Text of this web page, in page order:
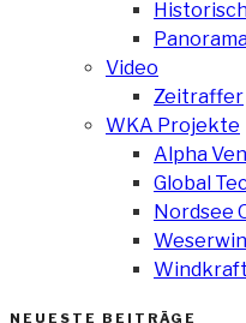
Video
Zeitraffer
WKA Projekte
Alpha
Global
Nordsee
NEUESTE BEITRÄGE